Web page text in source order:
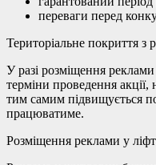
переваги перед
Територіальне покриття з
У разі розміщення
терміни проведення
тим самим підвищується
працюватиме.
Розміщення реклами у